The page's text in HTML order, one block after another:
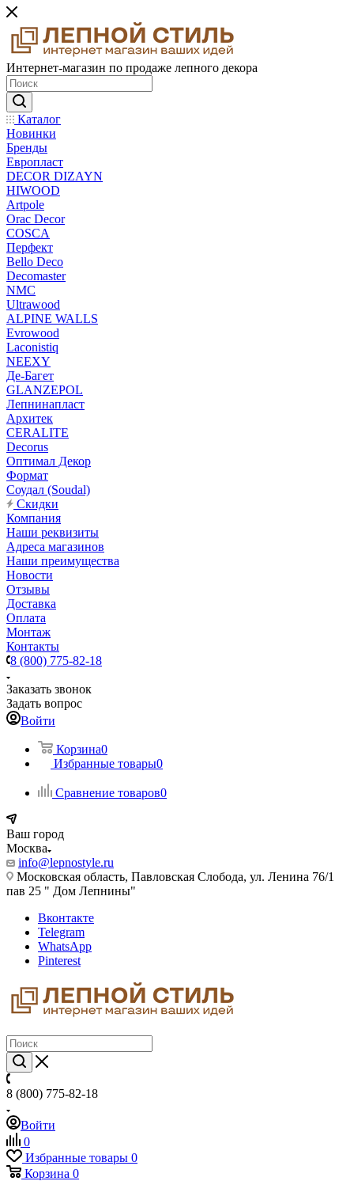
Интернет-магазин по продаже лепного декора
Каталог
Новинки
Бренды
Европласт
DECOR DIZAYN
HIWOOD
Artpole
Orac Decor
COSCA
Перфект
Bello Deco
Decomaster
NMС
Ultrawood
ALPINE WALLS
Evrowood
Laconistiq
NEEXY
Де-Багет
GLANZEPOL
Лепнинапласт
Архитек
CERALITE
Decorus
Оптимал Декор
Формат
Соудал (Soudal)
Скидки
Компания
Наши реквизиты
Адреса магазинов
Наши преимущества
Новости
Отзывы
Доставка
Оплата
Монтаж
Контакты
8 (800) 775-82-18
Заказать звонок
Задать вопрос
Войти
Корзина0
Избранные товары0
Сравнение товаров0
Ваш город
Москва
info@lepnostyle.ru
Московская область, Павловская Слобода, ул. Ленина 76/1
пав 25 " Дом Лепнины"
Вконтакте
Telegram
WhatsApp
Pinterest
8 (800) 775-82-18
Войти
0
Избранные товары 0
Корзина 0